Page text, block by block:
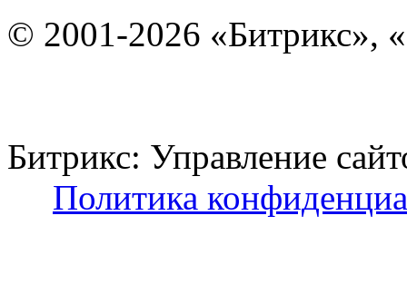
© 2001-2026 «Битрикс»,
Битрикс: Управление
Политика